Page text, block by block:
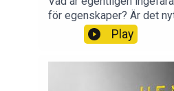
för egenskaper? Är det
Vad har den för bevisad
hur länge har vi använt
säger sitt om ingefära.
Play